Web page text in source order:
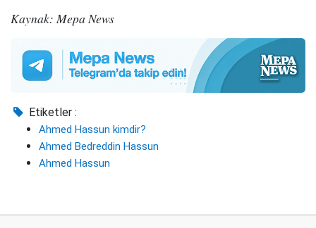
Kaynak: Mepa News
Etiketler :
Ahmed Hassun kimdir?
Ahmed Bedreddin Hassun
Ahmed Hassun